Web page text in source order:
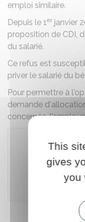
emploi similaire.
Depuis le 1er janvier
proposition de CDI,
du salarié.
Ce refus est
priver le salarié du
Pour permettre à
demande
concernée,
This
gives
you